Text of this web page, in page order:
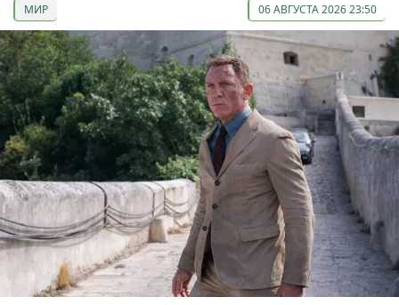
МИР 06 АВГУСТА 2026 23:50